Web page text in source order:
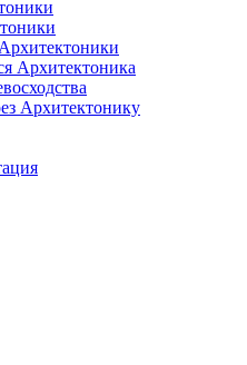
Архитектоника
Архитектонику